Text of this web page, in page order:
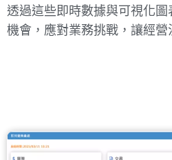
透過這些即時數據與可視化
機會，應對業務挑戰，讓經營